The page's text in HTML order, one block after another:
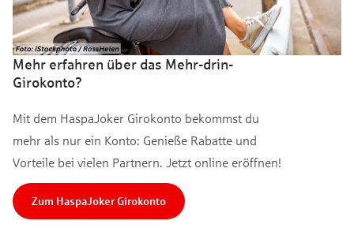
Mehr erfahren über das Mehr-drin-
Girokonto?
Mit dem HaspaJoker Girokonto bekommst du
mehr als nur ein Konto: Genieße Rabatte und
Vorteile bei vielen Partnern. Jetzt online eröffnen!
Zum HaspaJoker Girokonto